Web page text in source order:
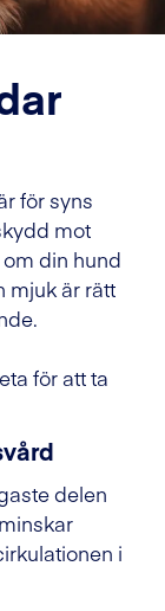
för syns
mot
din hund
mjuk är rätt
för att ta
delen
i